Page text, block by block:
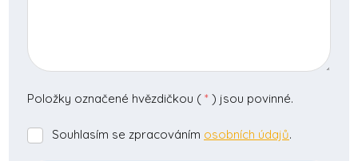
Položky označené hvězdičkou ( * ) jsou povinné.
Souhlasím
Souhlasím se zpracováním osobních údajů.